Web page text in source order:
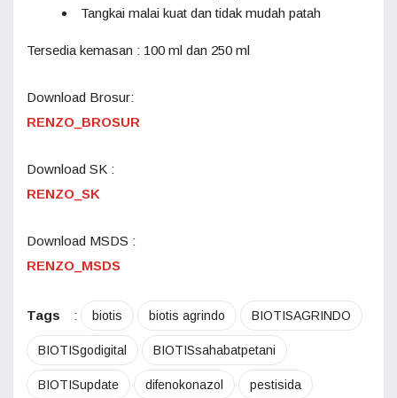
Tangkai malai kuat dan tidak mudah patah
Tersedia kemasan : 100 ml dan 250 ml
Download Brosur:
RENZO_BROSUR
Download SK :
RENZO_SK
Download MSDS :
RENZO_MSDS
Tags : biotis biotis agrindo BIOTISAGRINDO
BIOTISgodigital BIOTISsahabatpetani
BIOTISupdate difenokonazol pestisida